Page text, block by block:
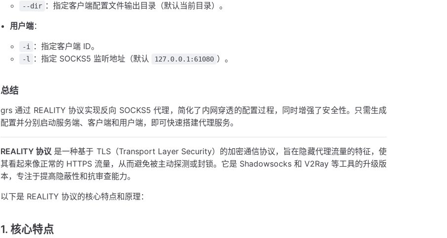
--dir ：指定客户端配置文件输出目录（默认当前目录）。
用户端：
-i ：指定客户端 ID。
-l ：指定 SOCKS5 监听地址（默认 127.0.0.1:61080 ）。
总结
grs 通过 REALITY 协议实现反向 SOCKS5 代理，简化了内网穿透的配置过程，同时增强了安全性。只需生成
配置并分别启动服务端、客户端和用户端，即可快速搭建代理服务。
REALITY 协议 是一种基于 TLS（Transport Layer Security）的加密通信协议，旨在隐藏代理流量的特征，使
其看起来像正常的 HTTPS 流量，从而避免被主动探测或封锁。它是 Shadowsocks 和 V2Ray 等工具的升级版
本，专注于提高隐蔽性和抗审查能力。
以下是 REALITY 协议的核心特点和原理：
1. 核心特点